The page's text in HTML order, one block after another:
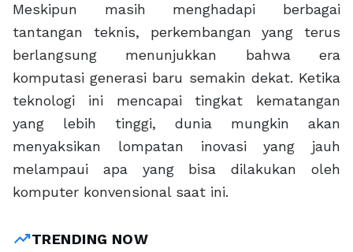
Meskipun masih menghadapi berbagai
tantangan teknis, perkembangan yang terus
berlangsung menunjukkan bahwa era
komputasi generasi baru semakin dekat. Ketika
teknologi ini mencapai tingkat kematangan
yang lebih tinggi, dunia mungkin akan
menyaksikan lompatan inovasi yang jauh
melampaui apa yang bisa dilakukan oleh
komputer konvensional saat ini.
trending_upTRENDING NOW